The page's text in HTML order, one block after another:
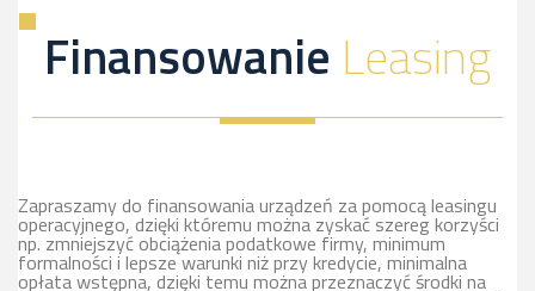
Finansowanie Leasing
Zapraszamy do finansowania urządzeń za pomocą leasingu
operacyjnego, dzięki któremu można zyskać szereg korzyści
np. zmniejszyć obciążenia podatkowe firmy, minimum
formalności i lepsze warunki niż przy kredycie, minimalna
opłata wstępna, dzięki temu można przeznaczyć środki na